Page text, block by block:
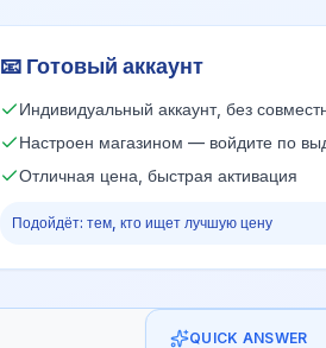
📧 Готовый аккаунт
Индивидуальный аккаунт, без
Настроен магазином — войдите по
Отличная цена, быстрая активация
Подойдёт: тем, кто ищет лучшую цену
QUICK ANSWER